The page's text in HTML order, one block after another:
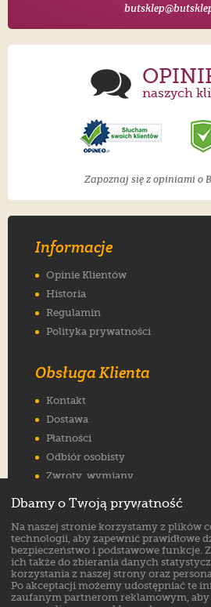
naszych
Zapoznaj się z opiniami o
Informacje
Opinie Klientów
Historia
Regulamin
Polityka prywatności
Obsługa Klienta
Kontakt
Dostawa
Płatności
Odbiór osobisty
Zwroty, wymiany
Jak wybrać rozmiar
FAQ
Znajdź nas na:
Dbamy o Twoją prywatność
Na naszej stronie korzystamy z plików
technologii, aby zapewnić prawidłowe
bezpieczeństwo i podstawowe funkcje.
ich także do zbierania danych
korzystania z naszej strony oraz
Po akceptacji możemy udostępniać te
zaufanym partnerom reklamowym,